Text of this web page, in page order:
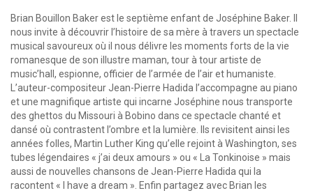
Brian Bouillon Baker est le septième enfant de Joséphine Baker. Il
nous invite à découvrir l’histoire de sa mère à travers un spectacle
musical savoureux où il nous délivre les moments forts de la vie
romanesque de son illustre maman, tour à tour artiste de
music’hall, espionne, officier de l’armée de l’air et humaniste.
L’auteur-compositeur Jean-Pierre Hadida l’accompagne au piano
et une magnifique artiste qui incarne Joséphine nous transporte
des ghettos du Missouri à Bobino dans ce spectacle chanté et
dansé où contrastent l’ombre et la lumière. Ils revisitent ainsi les
années folles, Martin Luther King qu’elle rejoint à Washington, ses
tubes légendaires « j’ai deux amours » ou « La Tonkinoise » mais
aussi de nouvelles chansons de Jean-Pierre Hadida qui la
racontent « I have a dream ». Enfin partagez avec Brian les